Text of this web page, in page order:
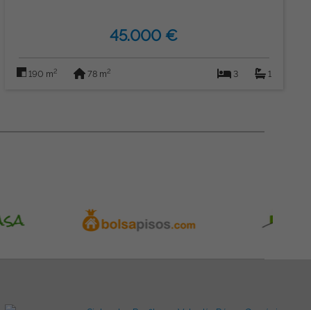
45.000 €
190 m2 78 m2 3 1